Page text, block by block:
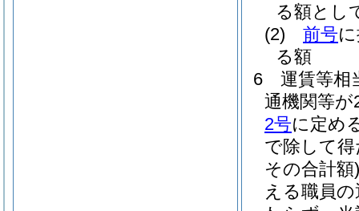
る額とし
(2)
前号
る額
6
運賃等相
通機関等
2号に定め
で除して
その合計額)
える職員